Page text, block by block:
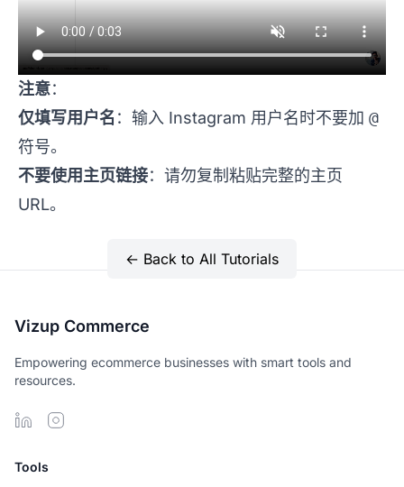
注意：
仅填写用户名 ：输入 Instagram 用户名时不要加 @
符号。
不要使用主页链接：请勿复制粘贴完整的主页
URL。
← Back to All Tutorials
Vizup Commerce
Empowering ecommerce businesses with smart tools and
resources.
Tools